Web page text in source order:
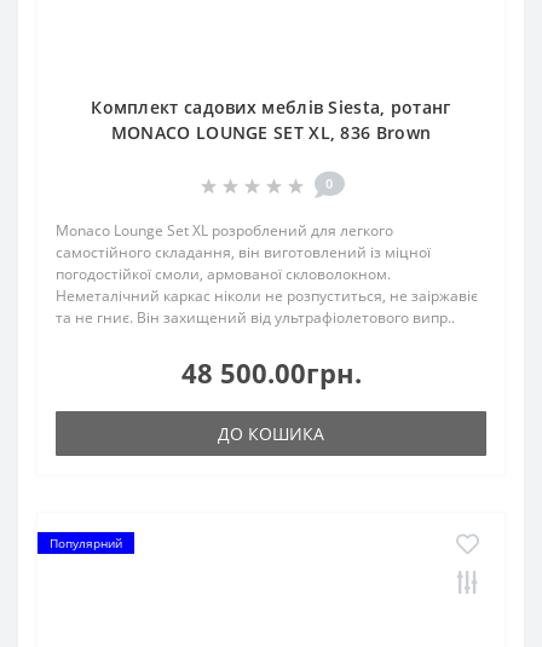
Комплект садових меблів Siesta, ротанг
MONACO LOUNGE SET XL, 836 Brown
0
Monaco Lounge Set XL розроблений для легкого
самостійного складання, він виготовлений із міцної
погодостійкої смоли, армованої скловолокном.
Неметалічний каркас ніколи не розпуститься, не заіржавіє
та не гниє. Він захищений від ультрафіолетового випр..
48 500.00грн.
ДО КОШИКА
Популярний